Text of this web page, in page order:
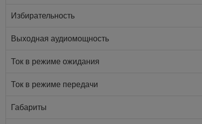
Избирательность
Выходная аудиомощность
Ток в режиме ожидания
Ток в режиме передачи
Габариты